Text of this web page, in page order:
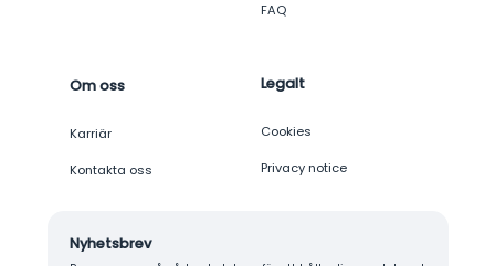
FAQ
Om oss
Karriär
Kontakta oss
Legalt
Cookies
Privacy notice
Nyhetsbrev